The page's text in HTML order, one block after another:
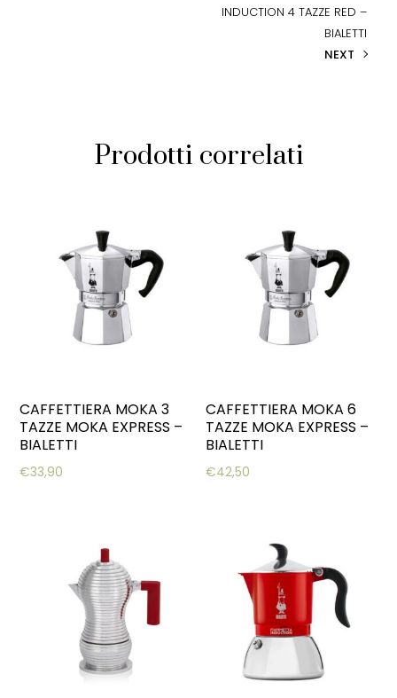
INDUCTION 4 TAZZE RED –
BIALETTI
NEXT
Prodotti correlati
CAFFETTIERA MOKA 3
TAZZE MOKA EXPRESS –
BIALETTI
€33,90
CAFFETTIERA MOKA 6
TAZZE MOKA EXPRESS –
BIALETTI
€42,50